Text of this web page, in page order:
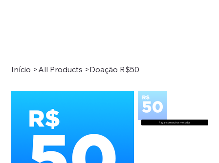
Início > All Products >Doação R$50
Pagar com outros metodos